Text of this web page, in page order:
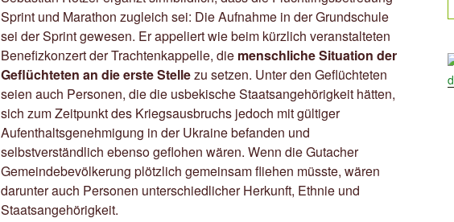
Sprint und Marathon zugleich sei: Die Aufnahme in der Grundschule
sei der Sprint gewesen. Er appeliert wie beim kürzlich veranstalteten
Benefizkonzert der Trachtenkappelle, die menschliche Situation der
Geflüchteten an die erste Stellezu setzen. Unter den Geflüchteten
seien auch Personen, die die usbekische Staatsangehörigkeit hätten,
sich zum Zeitpunkt des Kriegsausbruchs jedoch mit gültiger
Aufenthaltsgenehmigung in der Ukraine befanden und
selbstverständlich ebenso geflohen wären. Wenn die Gutacher
Gemeindebevölkerung plötzlich gemeinsam fliehen müsste, wären
darunter auch Personen unterschiedlicher Herkunft, Ethnie und
Staatsangehörigkeit.